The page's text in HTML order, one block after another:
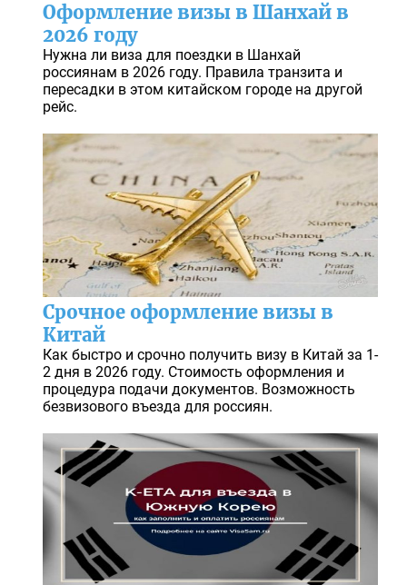
Оформление визы в Шанхай в
2026 году
Нужна ли виза для поездки в Шанхай
россиянам в 2026 году. Правила транзита и
пересадки в этом китайском городе на другой
рейс.
Срочное оформление визы в
Китай
Как быстро и срочно получить визу в Китай за 1-
2 дня в 2026 году. Стоимость оформления и
процедура подачи документов. Возможность
безвизового въезда для россиян.